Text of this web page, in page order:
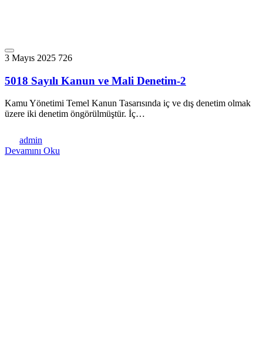
3 Mayıs 2025 726
5018 Sayılı Kanun ve Mali Denetim-2
Kamu Yönetimi Temel Kanun Tasarısında iç ve dış denetim olmak
üzere iki denetim öngörülmüştür. İç…
admin
Devamını Oku